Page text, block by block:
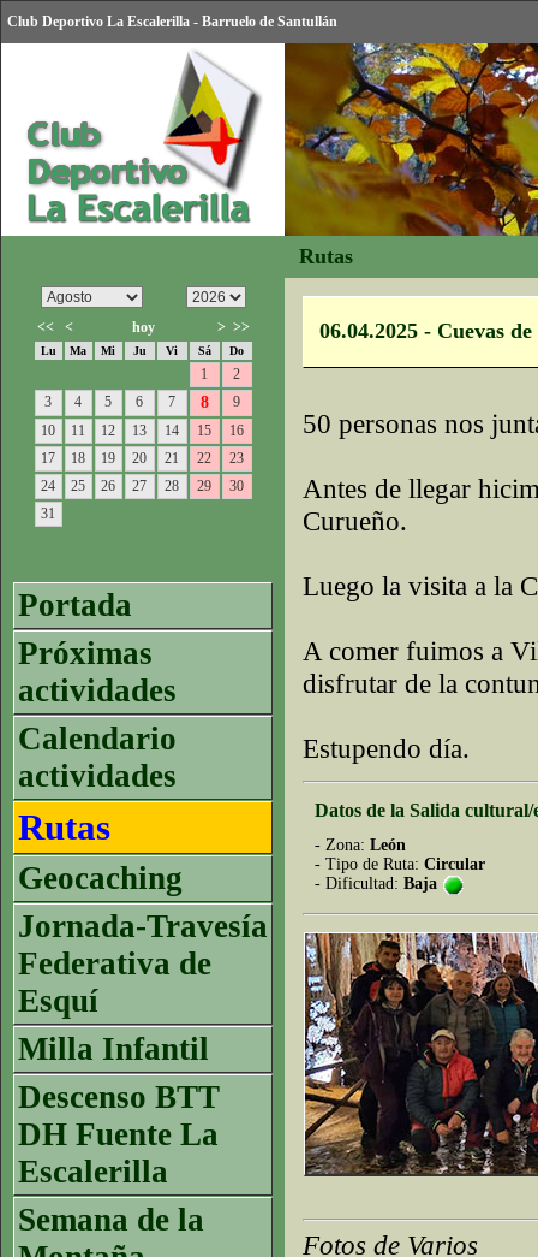
Club Deportivo La Escalerilla - Barruelo de Santullán
Rutas
<< < hoy > >>
Lu Ma Mi Ju Vi Sá Do
1
2
3
4 5 6 7 8
9
10
11 12 13 14 15
16
17
18 19 20 21 22
23
24
25 26 27 28 29
30
31
Portada
Próximas
actividades
Calendario
actividades
Rutas
Geocaching
Jornada-Travesía
Federativa de
Esquí
Milla Infantil
Descenso BTT
DH Fuente La
Escalerilla
Semana de la
06.04.2025 - Cuevas
50 personas nos
Antes de llegar
Curueño.
Luego la visita a la
A comer fuimos a
disfrutar de la
Estupendo día.
Datos de la Salida cultural/
- Zona: León
- Tipo de Ruta: Circular
- Dificultad: Baja
Fotos de Varios